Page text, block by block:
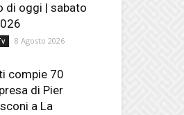
di oggi | sabato
8 Agosto 2026
compie 70
di Pier
a La